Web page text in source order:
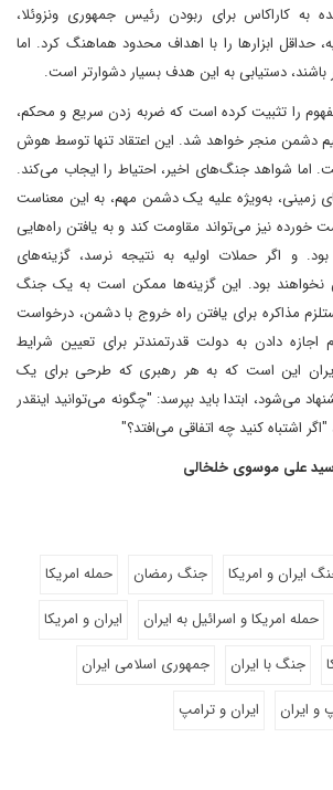
به کاراکاس برای ربودن رئیس جمهوری ونزوئلا،
حداقل ابزارها را با اهداف محدود هماهنگ کرد. اما
باشند، دستیابی به این هدف بسیار دشوارتر است.
را تثبیت کرده است که ضربه زدن سریع و محکم،
دشمن منجر خواهد شد. این اعتقاد تنها توسط هوش
شواهد جنگ‌های اخیر، احتیاط را ایجاب می‌کند.
زمینی، به‌ویژه علیه یک دشمن مهم، به این معناست
نیز می‌تواند مقاومت کند و به یافتن راه‌هایی
و اگر حملات اولیه به نتیجه نرسد، گزینه‌های
بود. این گزینه‌ها ممکن است به یک جنگ
مذاکره برای یافتن راه خروج با دشمن، درخواست
دادن به دولت قدرتمندتر برای تعیین شرایط
این است که به هر رهبری که طرحی برای یک
می‌شود، ابتدا باید بپرسد: "چگونه می‌توانید اینقدر
اشتباه کنید چه اتفاقی می‌افتد؟"
علی موسوی خلخالی
ایران و امریکا جنگ رمضان
حمله امریکا
حمله امریکا و اسرائیل به ایران
ایران و امریکا
جنگ با ایران
جمهوری اسلامی ایران
و ایران
ایران و ترامپ